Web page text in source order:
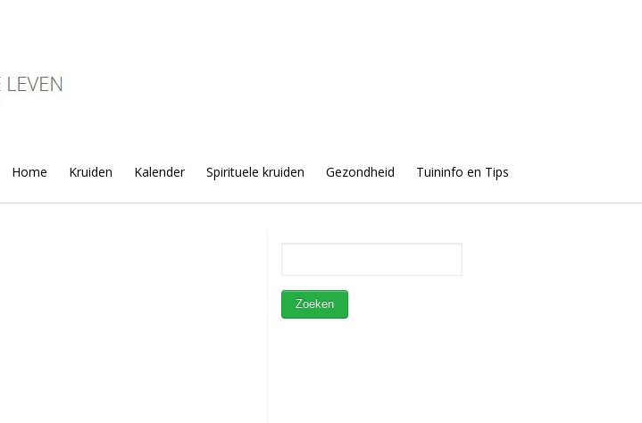
Home Kruiden Kalender Spirituele kruiden Gezondheid Tuininfo en Tips